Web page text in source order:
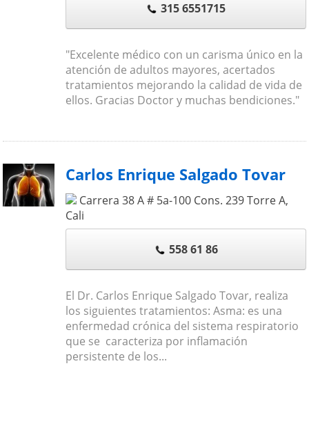
315 6551715
"Excelente médico con un carisma único en la
atención de adultos mayores, acertados
tratamientos mejorando la calidad de vida de
ellos. Gracias Doctor y muchas bendiciones."
Carlos Enrique Salgado Tovar
Carrera 38 A # 5a-100 Cons. 239 Torre A,
Cali
558 61 86
El Dr. Carlos Enrique Salgado Tovar, realiza
los siguientes tratamientos: Asma: es una
enfermedad crónica del sistema respiratorio
que se caracteriza por inflamación
persistente de los...